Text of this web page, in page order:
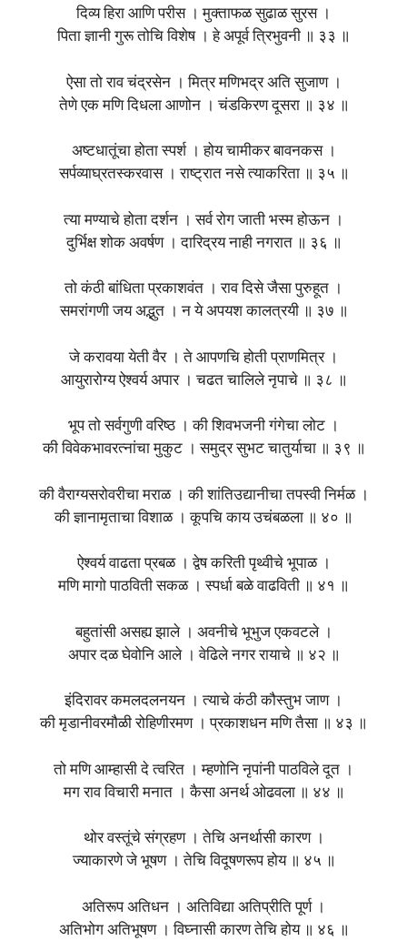
दिव्य हिरा आणि परीस । मुक्ताफळ सुढाळ सुरस ।
पिता ज्ञानी गुरू तोचि विशेष । हे अपूर्व त्रिभुवनी ॥ ३३ ॥
ऐसा तो राव चंद्रसेन । मित्र मणिभद्र अति सुजाण ।
तेणे एक मणि दिधला आणोन । चंडकिरण दूसरा ॥ ३४ ॥
अष्टधातूंचा होता स्पर्श । होय चामीकर बावनकस ।
सर्पव्याघ्रतस्करवास । राष्ट्रात नसे त्याकरिता ॥ ३५ ॥
त्या मण्याचे होता दर्शन । सर्व रोग जाती भस्म होऊन ।
दुर्भिक्ष शोक अवर्षण । दारिद्रय नाही नगरात ॥ ३६ ॥
तो कंठी बांधिता प्रकाशवंत । राव दिसे जैसा पुरुहूत ।
समरांगणी जय अद्भुत । न ये अपयश कालत्रयी ॥ ३७ ॥
जे करावया येती वैर । ते आपणचि होती प्राणमित्र ।
आयुरारोग्य ऐश्वर्य अपार । चढत चालिले नृपाचे ॥ ३८ ॥
भूप तो सर्वगुणी वरिष्ठ । की शिवभजनी गंगेचा लोट ।
की विवेकभावरत्नांचा मुकुट । समुद्र सुभट चातुर्याचा ॥ ३९ ॥
की वैराग्यसरोवरीचा मराळ । की शांतिउद्यानीचा तपस्वी निर्मळ ।
की ज्ञानामृताचा विशाळ । कूपचि काय उचंबळला ॥ ४० ॥
ऐश्वर्य वाढता प्रबळ । द्वेष करिती पृथ्वीचे भूपाळ ।
मणि मागो पाठविती सकळ । स्पर्धा बळे वाढविती ॥ ४१ ॥
बहुतांसी असह्य झाले । अवनीचे भूभुज एकवटले ।
अपार दळ घेवोनि आले । वेढिले नगर रायाचे ॥ ४२ ॥
इंदिरावर कमलदलनयन । त्याचे कंठी कौस्तुभ जाण ।
की मृडानीवरमौळी रोहिणीरमण । प्रकाशधन मणि तैसा ॥ ४३ ॥
तो मणि आम्हासी दे त्वरित । म्हणोनि नृपांनी पाठविले दूत ।
मग राव विचारी मनात । कैसा अनर्थ ओढवला ॥ ४४ ॥
थोर वस्तूंचे संग्रहण । तेचि अनर्थासी कारण ।
ज्याकारणे जे भूषण । तेचि विदूषणरूप होय ॥ ४५ ॥
अतिरूप अतिधन । अतिविद्या अतिप्रीति पूर्ण ।
अतिभोग अतिभूषण । विघ्नासी कारण तेचि होय ॥ ४६ ॥